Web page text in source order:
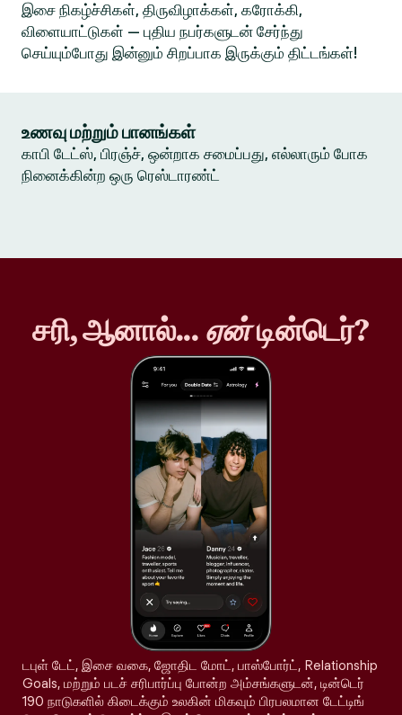
இசை நிகழ்ச்சிகள், திருவிழாக்கள், கரோக்கி,
விளையாட்டுகள் — புதிய நபர்களுடன் சேர்ந்து
செய்யும்போது இன்னும் சிறப்பாக இருக்கும் திட்டங்கள்!
உணவு மற்றும் பானங்கள்
காபி டேட்ஸ், பிரஞ்ச், ஒன்றாக சமைப்பது, எல்லாரும் போக
நினைக்கின்ற ஒரு ரெஸ்டாரண்ட்
சரி, ஆனால்... ஏன்டின்டெர்?
டபுள் டேட், இசை வகை, ஜோதிட மோட், பாஸ்போர்ட், Relationship
Goals, மற்றும் படச் சரிபார்ப்பு போன்ற அம்சங்களுடன், டின்டெர்
190 நாடுகளில் கிடைக்கும் உலகின் மிகவும் பிரபலமான டேட்டிங்